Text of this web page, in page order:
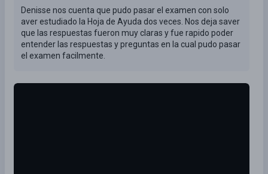
Denisse nos cuenta que pudo pasar el examen con solo
aver estudiado la Hoja de Ayuda dos veces. Nos deja saver
que las respuestas fueron muy claras y fue rapido poder
entender las respuestas y preguntas en la cual pudo pasar
el examen facilmente.